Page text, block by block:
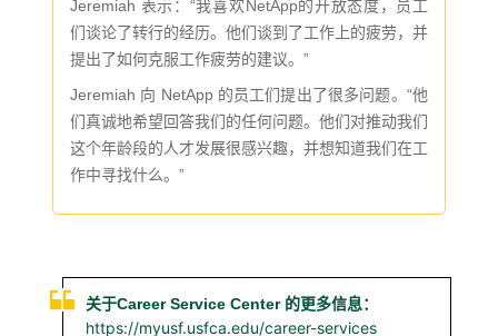
Jeremiah 表示：“我喜欢NetApp的开放态度，员工
们谈论了转行的经历。他们谈到了工作上的疲劳，并
提出了如何克服工作疲劳的建议。”
Jeremiah 向 NetApp 的员工们提出了很多问题。 “他
们真诚地希望回答我们的任何问题。他们对推动我们
这个年龄段的人才发展很感兴趣，并想知道我们在工
作中寻找什么。”
关于Career Service Center 的更多信息：
https://myusf.usfca.edu/career-services